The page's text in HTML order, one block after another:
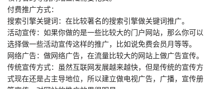
付费推广方式：
搜索引擎关键词：在比较著名的搜索引擎做关键词推广。
活动宣传：如果你做的是一些比较大的门户网站，那么你可以
选择做一些活动宣传这样的推广，比如说免费会员月等等。
网络广告：做网络广告，在流量比较大的网站上做广告宣传。
传统宣传方式：虽然互联网发展越来越快，但是传统的宣传方
式现在还是占主导地位，所以建立做电视广告，广播，宣传册